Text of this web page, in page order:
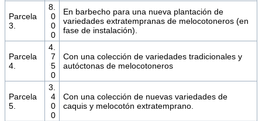
Parcela
3.
8.
0
0
0
En barbecho para una nueva plantación de
variedades extratempranas de melocotoneros (en
fase de instalación).
Parcela
4.
4.
7
5
0
Con una colección de variedades tradicionales y
autóctonas de melocotoneros
Parcela
5.
3.
4
0
0
Con una colección de nuevas variedades de
caquis y melocotón extratemprano.